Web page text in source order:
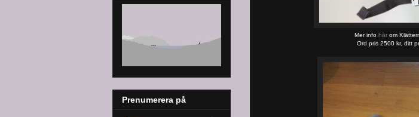
Mer info härom
Ord pris 2500 kr, ditt
Prenumerera på